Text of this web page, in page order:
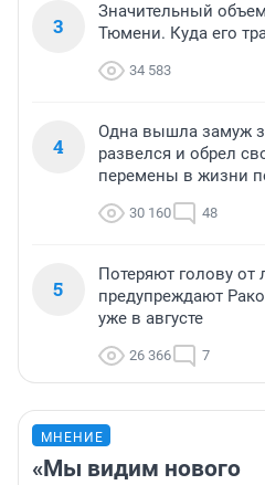
3
Значительный
Тюмени. Куда его
34 583
4
Одна вышла замуж
развелся и обрел
перемены в жизни
30 160 48
5
Потеряют голову от
предупреждают
уже в августе
26 366 7
МНЕНИЕ
«Мы видим нового